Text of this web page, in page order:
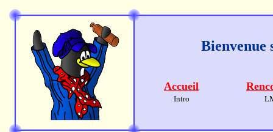
Accueil
Intro